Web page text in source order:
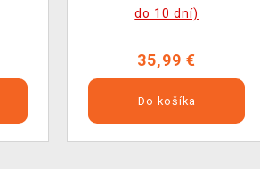
do 10 dní)
35,99 €
Do košíka